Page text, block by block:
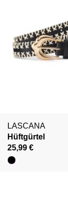
LASCANA
Hüftgürtel
25,99 €